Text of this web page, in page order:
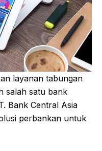
layanan tabungan
salah satu bank
Bank Central Asia
perbankan untuk